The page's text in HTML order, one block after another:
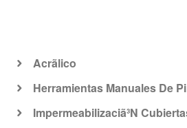
Acrã­lico
Herramientas Manuales De
Impermeabilizaciã³N